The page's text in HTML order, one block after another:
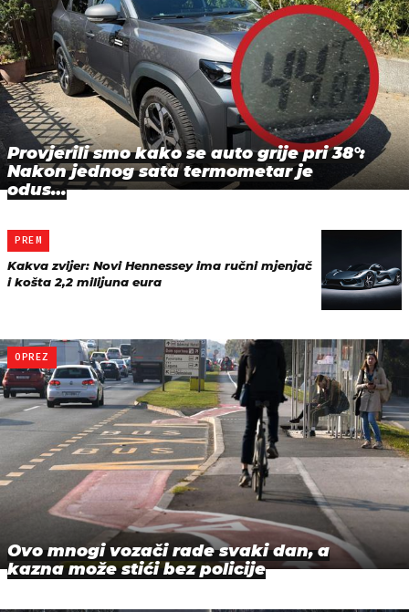
Provjerili smo kako se auto grije pri 38°:
Nakon jednog sata termometar je
odus…
PREM
Kakva zvijer: Novi Hennessey ima ručni mjenjač
i košta 2,2 milijuna eura
OPREZ
Ovo mnogi vozači rade svaki dan, a
kazna može stići bez policije